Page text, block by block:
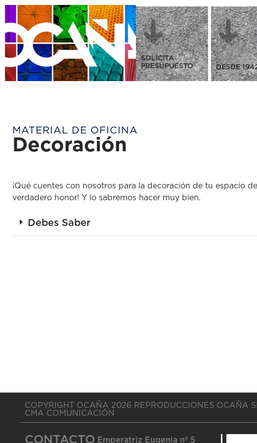
SOLICITA
PRESUPUESTO
DESDE
MATERIAL DE OFICINA
Decoración
¡Qué cuentes con nosotros para la decoración de tu espacio
verdadero honor! Y lo sabremos hacer muy bien.
Debes Saber
COPYRIGHT OCAÑA 2026 REPRODUCCIONES OCAÑA
CMA COMUNICACIÓN
CONTACTO Emperatriz Eugenia nº 5